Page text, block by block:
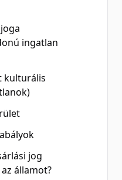
ingatlan
kulturális
jog
államot?